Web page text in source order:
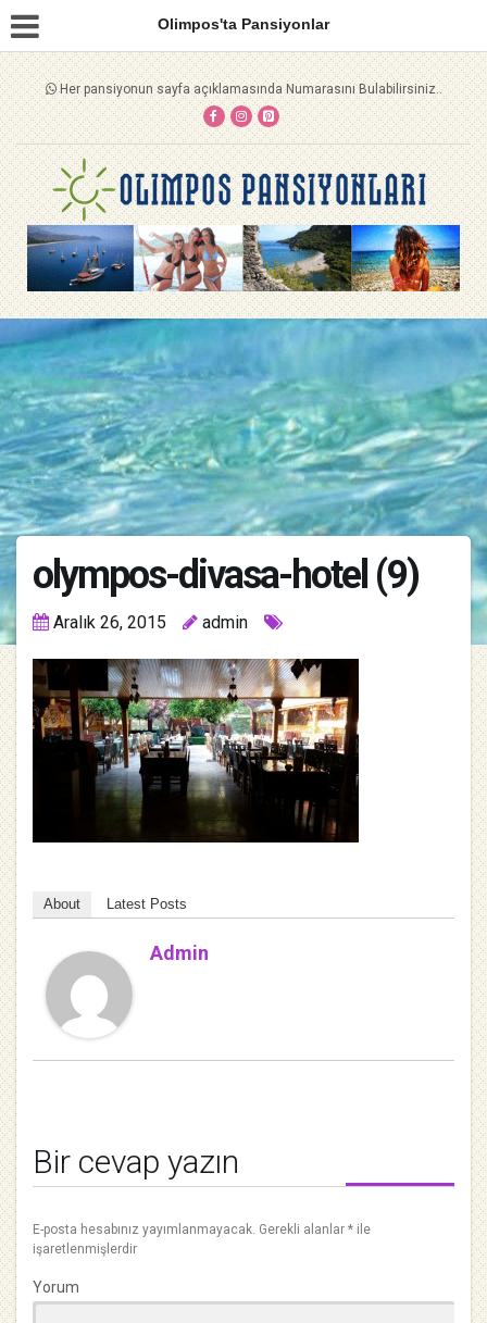
Olimpos'ta Pansiyonlar
Her pansiyonun sayfa açıklamasında Numarasını Bulabilirsiniz..
olympos-divasa-hotel (9)
Aralık 26, 2015 admin
About Latest Posts
Admin
Bir cevap yazın
E-posta hesabınız yayımlanmayacak. Gerekli alanlar * ile
işaretlenmişlerdir
Yorum